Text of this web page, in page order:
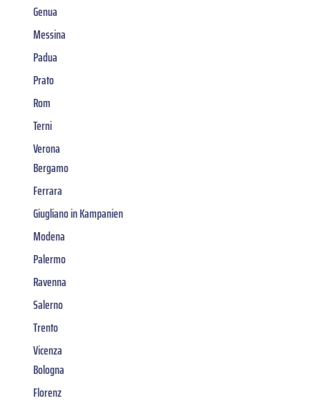
Genua
Messina
Padua
Prato
Rom
Terni
Verona
Bergamo
Ferrara
Giugliano in Kampanien
Modena
Palermo
Ravenna
Salerno
Trento
Vicenza
Bologna
Florenz